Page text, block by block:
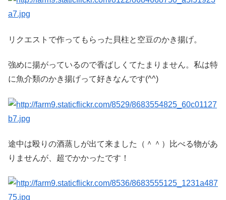
リクエストで作ってもらった貝柱と空豆のかき揚げ。
強めに揚がっているので香ばしくてたまりません。私は特
に魚介類のかき揚げって好きなんです(^^)
途中は殴りの酒蒸しが出て来ました（＾＾）比べる物があ
りませんが、超でかかったです！